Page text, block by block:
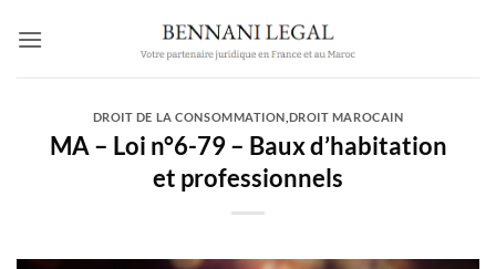
DROIT DE LA CONSOMMATION DROIT MAROCAIN
MA – Loi n°6-79 – Baux d’habitation
et professionnels